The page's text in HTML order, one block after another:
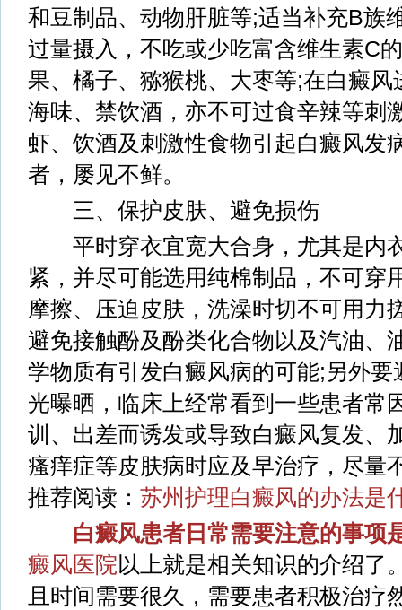
和豆制品、动物肝脏等;适当补充B族
过量摄入，不吃或少吃富含维生素C
果、橘子、猕猴桃、大枣等;在白癜
海味、禁饮酒，亦不可过食辛辣等刺
虾、饮酒及刺激性食物引起白癜风发
者，屡见不鲜。
三、保护皮肤、避免损伤
平时穿衣宜宽大合身，尤其是内
紧，并尽可能选用纯棉制品，不可穿
摩擦、压迫皮肤，洗澡时切不可用力
避免接触酚及酚类化合物以及汽油、
学物质有引发白癜风病的可能;另外
光曝晒，临床上经常看到一些患者常
训、出差而诱发或导致白癜风复发、
瘙痒症等皮肤病时应及早治疗，尽量
推荐阅读： 苏州护理白癜风的办法是
白癜风患者日常需要注意的事项
癜风医院以上就是相关知识的介绍了
且时间需要很久，需要患者积极治疗